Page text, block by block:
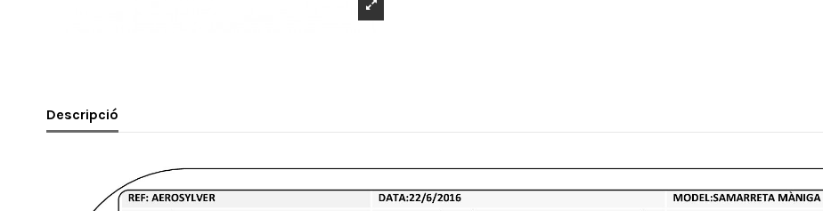
Descripció